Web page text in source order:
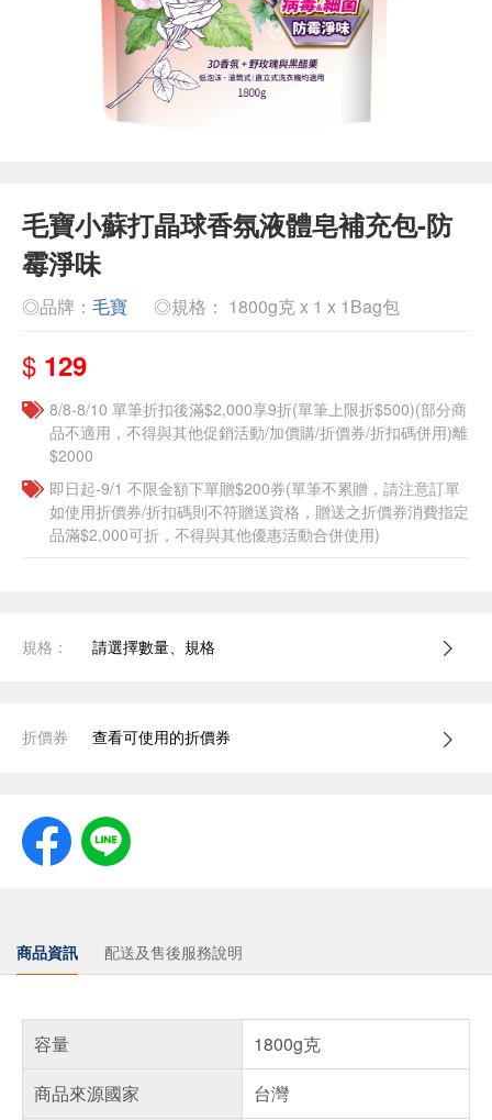
毛寶小蘇打晶球香氛液體皂補充包-防
霉淨味
◎品牌： 毛寶 ◎規格： 1800g克 x 1 x 1Bag包
$ 129
8/8-8/10 單筆折扣後滿$2,000享9折(單筆上限折$500)(部分商
品不適用，不得與其他促銷活動/加價購/折價券/折扣碼併用)離
$2000
即日起-9/1 不限金額下單贈$200券(單筆不累贈，請注意訂單
如使用折價券/折扣碼則不符贈送資格，贈送之折價券消費指定
品滿$2,000可折，不得與其他優惠活動合併使用)
規格： 請選擇數量、規格
折價券 查看可使用的折價券
商品資訊 配送及售後服務說明
容量
1800g克
商品來源國家
台灣